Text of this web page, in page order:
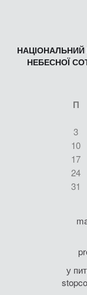
НЕБЕСНОЇ
П
3
10
17
24
31
у